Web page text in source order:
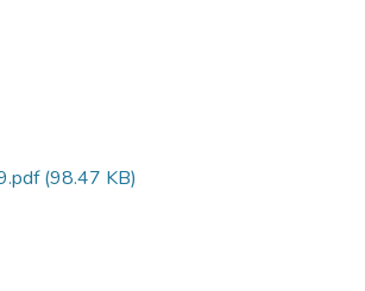
(98.47 KB)